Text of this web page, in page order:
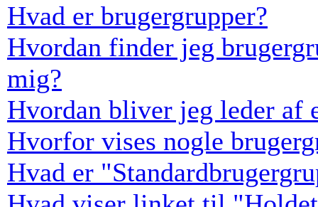
Hvad er brugergrupper?
Hvordan finder jeg
mig?
Hvordan bliver jeg leder af
Hvorfor vises nogle
Hvad er